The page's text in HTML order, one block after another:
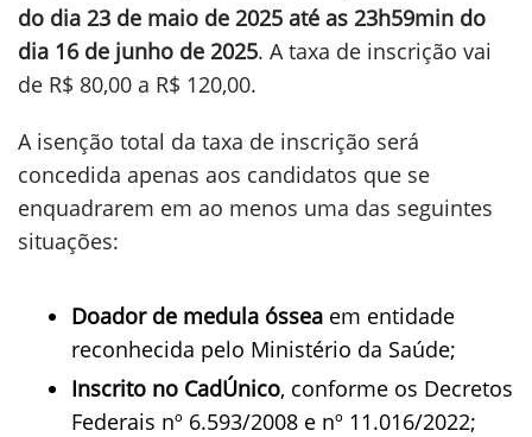
do dia 23 de maio de 2025 até as 23h59min do
dia 16 de junho de 2025. A taxa de inscrição vai
de R$ 80,00 a R$ 120,00.
A isenção total da taxa de inscrição será
concedida apenas aos candidatos que se
enquadrarem em ao menos uma das seguintes
situações:
Doador de medula óssea em entidade
reconhecida pelo Ministério da Saúde;
Inscrito no CadÚnico, conforme os Decretos
Federais nº 6.593/2008 e nº 11.016/2022;